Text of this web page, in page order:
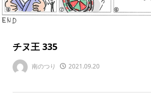
チヌ王 335
南のつり 2021.09.20